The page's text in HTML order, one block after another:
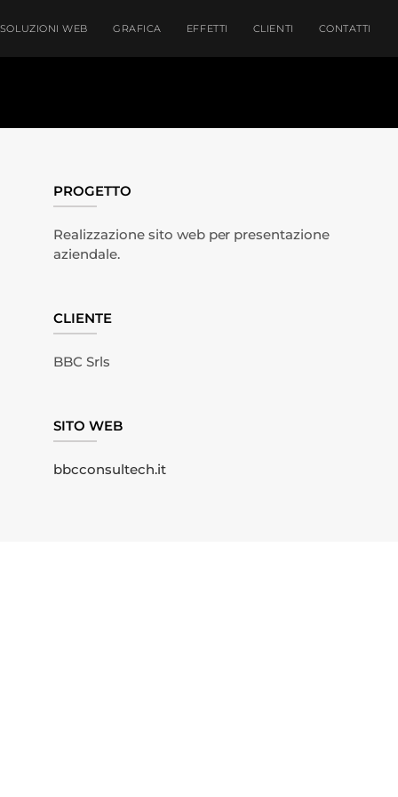
SOLUZIONI WEB GRAFICA EFFETTI CLIENTI CONTATTI
PROGETTO
Realizzazione sito web per presentazione
aziendale.
CLIENTE
BBC Srls
SITO WEB
bbcconsultech.it